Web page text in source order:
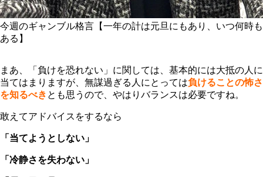
今週のギャンブル格言【一年の計は元旦にもあり、いつ何時も
ある】
まあ、「負けを恐れない」に関しては、基本的には大抵の人に
当てはまりますが、無謀過ぎる人にとっては負けることの怖さ
を知るべき とも思うので、やはりバランスは必要ですね。
敢えてアドバイスをするなら
「当てようとしない」
「冷静さを失わない」